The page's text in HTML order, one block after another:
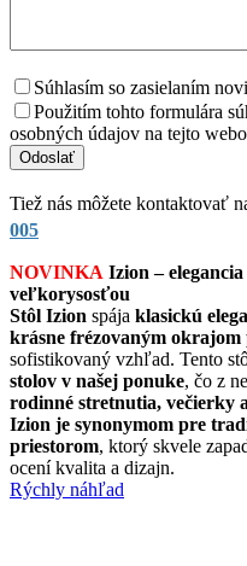
Súhlasím so zasielaním
Použitím tohto formulára
osobných údajov na tejto
Tiež nás môžete kontaktovať
005
NOVINKA Izion –
veľkorysosťou
Stôl Izion spája klasickú
krásne frézovaným okrajom
sofistikovaný vzhľad. Tento
stolov v našej ponuke, čo z
rodinné stretnutia, večierky
Izion je synonymom pre
priestorom, ktorý skvele
ocení kvalita a dizajn.
Rýchly náhľad